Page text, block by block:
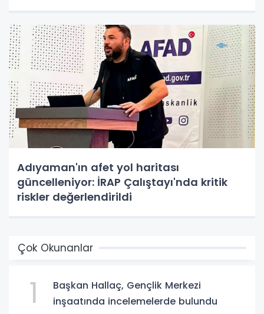
Adıyaman'ın afet yol haritası
güncelleniyor: İRAP Çalıştayı'nda kritik
riskler değerlendirildi
Çok Okunanlar
1
Başkan Hallaç, Gençlik Merkezi
inşaatında incelemelerde bulundu